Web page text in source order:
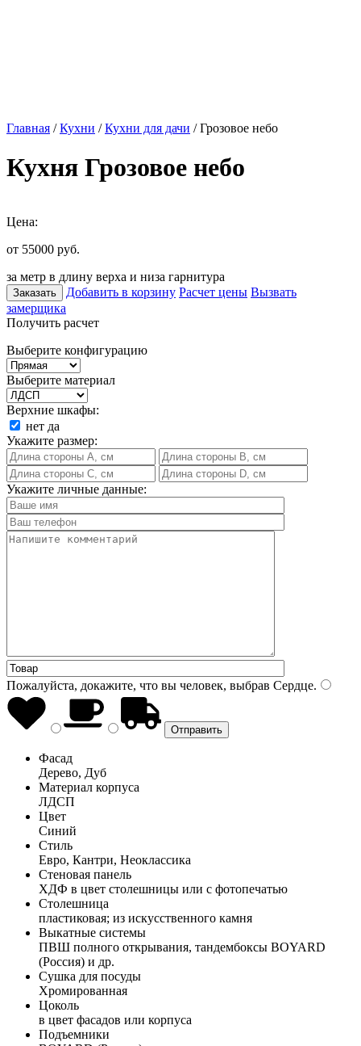
Главная /Кухни /Кухни для дачи / Грозовое небо
Кухня Грозовое небо
Цена:
от 55000 руб.
за метр в длину верха и низа гарнитура
Заказать Добавить в корзину Расчет цены Вызвать
замерщика
Получить расчет
Выберите конфигурацию
Выберите материал
Верхние шкафы:
нет да
Укажите размер:
Укажите личные данные:
Пожалуйста, докажите, что вы человек, выбрав Сердце.
Фасад
Дерево, Дуб
Материал корпуса
ЛДСП
Цвет
Синий
Стиль
Евро, Кантри, Неоклассика
Стеновая панель
ХДФ в цвет столешницы или с фотопечатью
Столешница
пластиковая; из искусственного камня
Выкатные системы
ПВШ полного открывания, тандембоксы BOYARD
(Россия) и др.
Сушка для посуды
Хромированная
Цоколь
в цвет фасадов или корпуса
Подъемники